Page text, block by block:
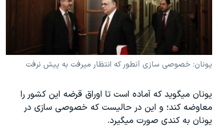
فرهنگ و زندگی
حقوق شهروندی
علم و فناوری
گالری عکس
آرشیو پخش زنده
انتخابات ریاست جمهوری آمریکا ۲۰۲۴
حمله جمهوری اسلامی به اسرائیل
رمز مهسا
اعتراضات زن، زندگی، آزادی
مجموعه مستندهای دادخواهی
دنبال کنید
يونان: خصوصی سازی آنطور که انتظار ميرفت به پيش نرفت
يونان ميگويد که آماده است تا اوراق قرضه اين کشور را
معاوضه کند؛ و اين در حاليست که خصوصی سازی در
يونان به کندی صورت ميگيرد.